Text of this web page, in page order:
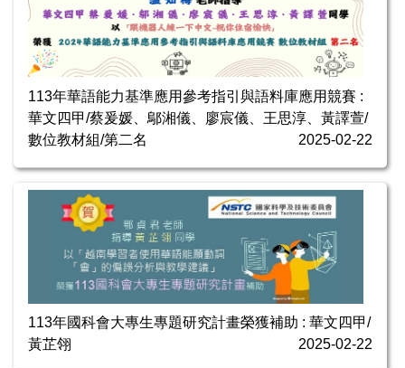
113年華語能力基準應用參考指引與語料庫應用競賽 :
華文四甲/蔡爰媛、鄔湘儀、廖宸儀、王思淳、黃譯萱/
數位教材組/第二名
2025-02-22
113年國科會大專生專題研究計畫榮獲補助 : 華文四甲/
黃芷翎
2025-02-22